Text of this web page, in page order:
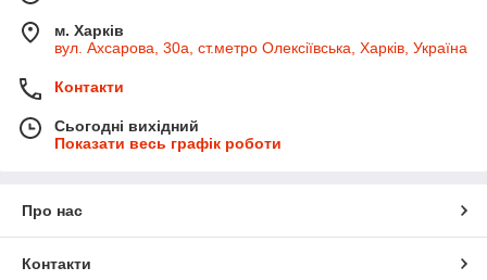
м. Харків
вул. Ахсарова, 30а, ст.метро Олексіївська, Харків, Україна
Контакти
Сьогодні вихідний
Показати весь графік роботи
Про нас
Контакти